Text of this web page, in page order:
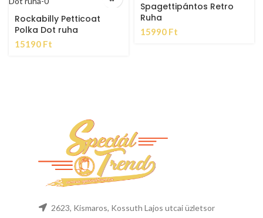
Rockabilly Petticoat
Polka Dot ruha
15190 Ft
Spagettipántos Retro
Ruha
15990 Ft
2623, Kismaros, Kossuth Lajos utcai üzletsor